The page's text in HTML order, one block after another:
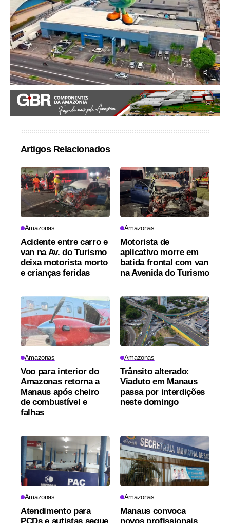
Artigos Relacionados
Amazonas
Acidente entre carro e
van na Av. do Turismo
deixa motorista morto
e crianças feridas
Amazonas
Motorista de
aplicativo morre em
batida frontal com van
na Avenida do Turismo
Amazonas
Voo para interior do
Amazonas retorna a
Manaus após cheiro
de combustível e
falhas
Amazonas
Trânsito alterado:
Viaduto em Manaus
passa por interdições
neste domingo
Amazonas
Atendimento para
Amazonas
Manaus convoca